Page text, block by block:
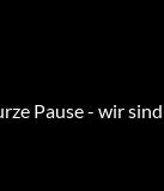
Pause - wir